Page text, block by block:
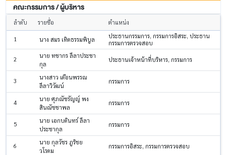
คณะกรรมการ / ผู้บริหาร
ลำดับ รายชื่อ ตำแหน่ง
1 นาง สมร เทิดธรรมพิบูล
ประธานกรรมการ, กรรมการอิสระ, ประธาน
กรรมการตรวจสอบ
2
นาย ทชากร ลีลาประชา
กุล
ประธานเจ้าหน้าที่บริหาร, กรรมการ
3
นางสาว เดือนพรรณ
ลีลาวิวัฒน์
กรรมการ
4
นาย ศุภณัชรัญญ์ พง
สินณัชชาพล
กรรมการ
5
นาย เอกบดินทร์ ลีลา
ประชากุล
กรรมการ
6
นาย กุลวัชร ภูริชย
วโรดม
กรรมการอิสระ, กรรมการตรวจสอบ